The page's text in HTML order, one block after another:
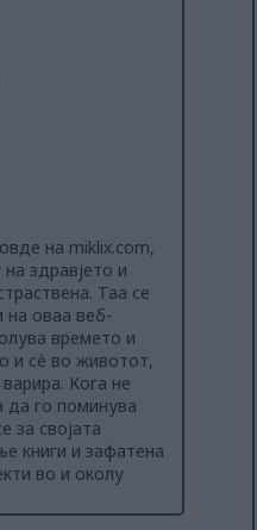
на miklix.com,
на здравјето и
Таа се
на оваа веб-
времето и
и сè во животот,
Кога не
да го поминува
за својата
книги и зафатена
во и околу